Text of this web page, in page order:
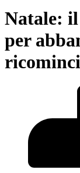
Natale:
per